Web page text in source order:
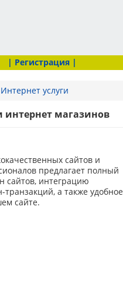
| Регистрация |
Интернет услуги
интернет магазинов
сайтов и
предлагает полный
сайтов, интеграцию
а также удобное
сайте.